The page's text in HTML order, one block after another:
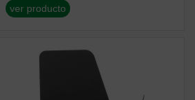
ver producto